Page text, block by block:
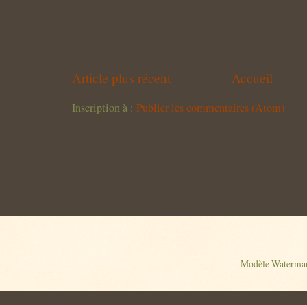
Article plus récent Accueil
Inscription à : Publier les commentaires (Atom)
Modèle